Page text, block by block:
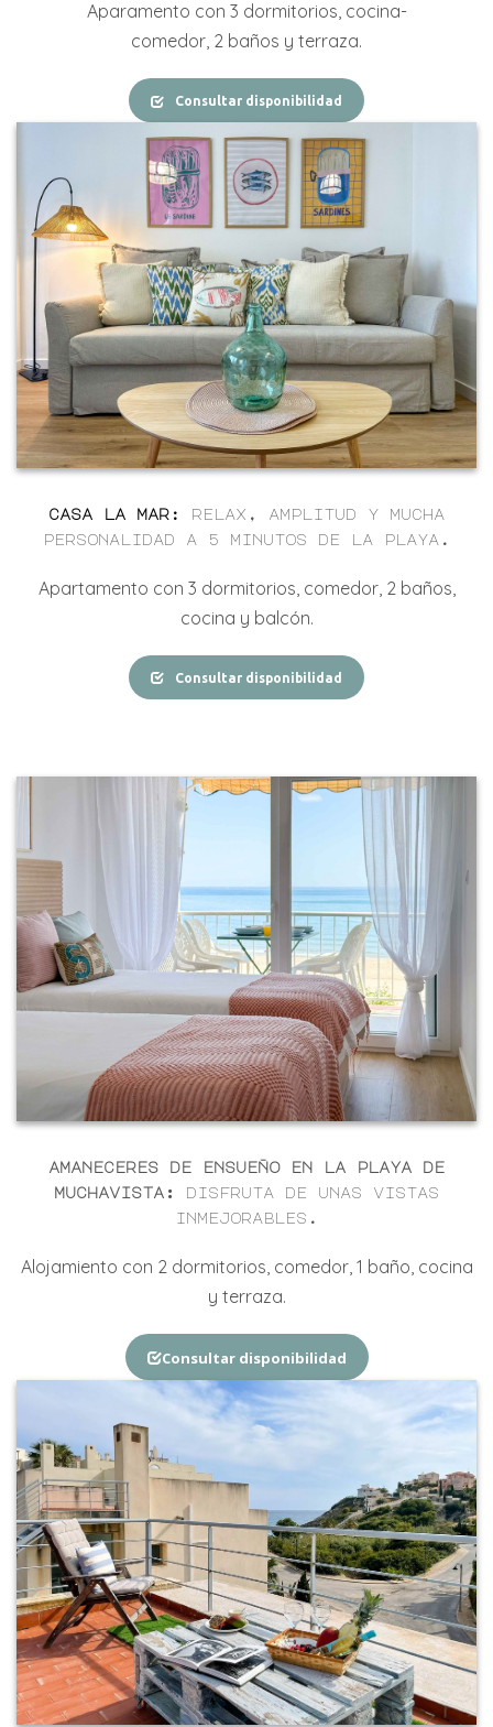
Aparamento con 3 dormitorios, cocina-
comedor, 2 baños y terraza.
Consultar disponibilidad
casa la mar :
relax, amplitud y mucha
personalidad a 5 minutos de la playa.
Apartamento con 3 dormitorios, comedor, 2 baños,
cocina y balcón.
Consultar disponibilidad
amaneceres de ensueño en la playa de
muchavista:
disfruta de unas vistas
inmejorables .
Alojamiento con 2dormitorios, comedor, 1 baño, cocina
y terraza.
Consultar disponibilidad